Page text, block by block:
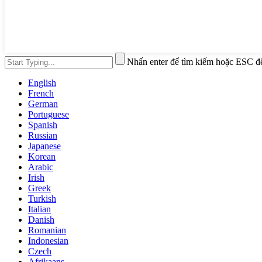
Nhấn enter để tìm kiếm hoặc ESC
English
French
German
Portuguese
Spanish
Russian
Japanese
Korean
Arabic
Irish
Greek
Turkish
Italian
Danish
Romanian
Indonesian
Czech